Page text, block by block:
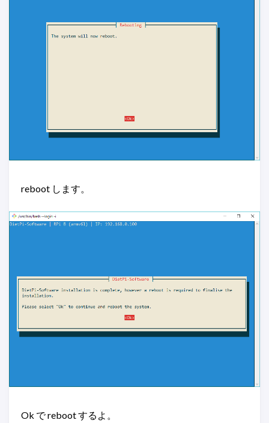
reboot します。
Ok で reboot するよ。